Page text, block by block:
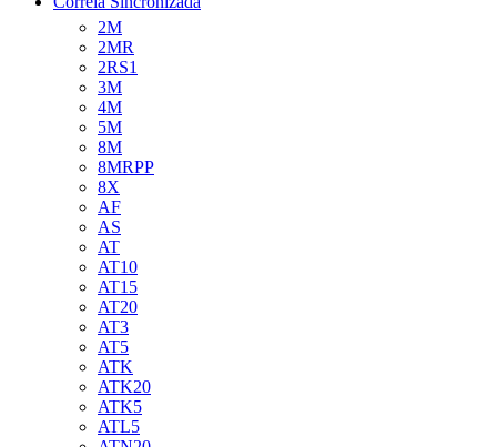
2M
2MR
2RS1
3M
4M
5M
8M
8MRPP
8X
AF
AS
AT
AT10
AT15
AT20
AT3
AT5
ATK
ATK20
ATK5
ATL5